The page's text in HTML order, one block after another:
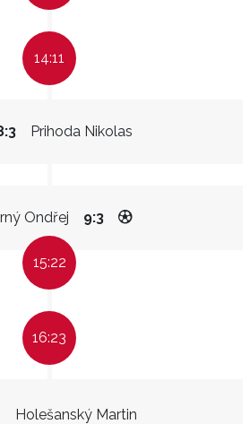
14:11
Prihoda Nikolas
Ondřej 9:3
15:22
16:23
Holešanský Martin